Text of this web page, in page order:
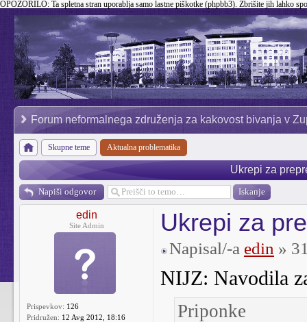
OPOZORILO: Ta spletna stran uporablja samo lastne piškotke (phpbb3). Zbrišite jih lahko
Forum neformalnega združenja za kakovost bivanja v
Skupne teme Aktualna problematika
Ukrepi za
Napiši odgovor
edin
Site Admin
Prispevkov: 126
Pridružen: 12 Avg 2012, 18:16
Ukrepi za
Napisal/-a edin »
NIJZ: Navodila
Priponke